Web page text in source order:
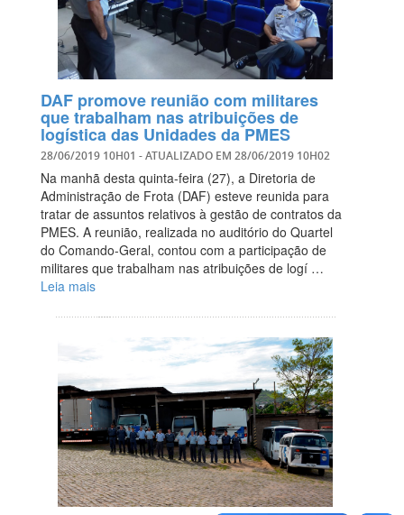
DAF promove reunião com militares
que trabalham nas atribuições de
logística das Unidades da PMES
28/06/2019 10H01 - ATUALIZADO EM 28/06/2019 10H02
Na manhã desta quinta-feira (27), a Diretoria de
Administração de Frota (DAF) esteve reunida para
tratar de assuntos relativos à gestão de contratos da
PMES. A reunião, realizada no auditório do Quartel
do Comando-Geral, contou com a participação de
militares que trabalham nas atribuições de logí …
Leia mais